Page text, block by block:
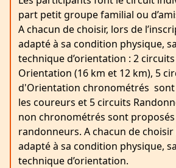
part petit groupe familial ou
A chacun de choisir, lors de
adapté à sa condition physique,
technique d’orientation : 2
Orientation (16 km et 12 km), 5
d'Orientation chronométrés
les coureurs et 5 circuits
non chronométrés sont
randonneurs. A chacun de
adapté à sa condition physique,
technique d’orientation.